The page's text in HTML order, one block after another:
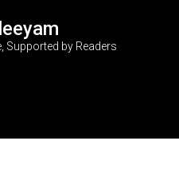
Supported by Readers